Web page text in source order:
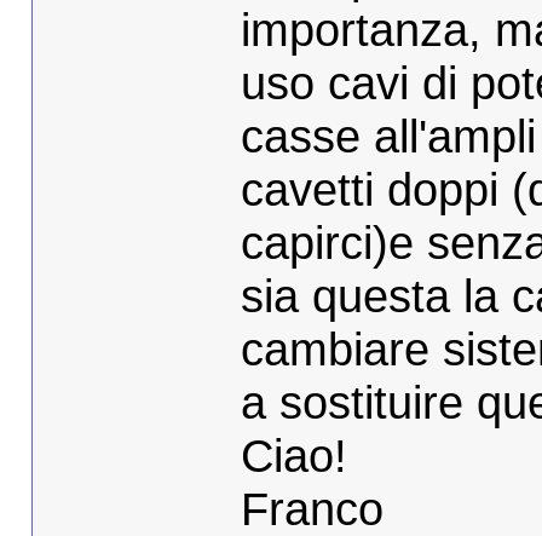
importanza,
uso cavi di
casse
cavetti doppi
capirci)e
sia questa la
cambiare
a sostituire
Ciao!
Franco